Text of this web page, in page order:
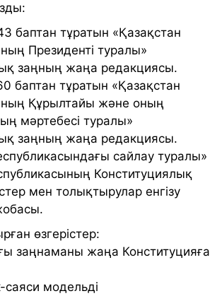
баптан тұратын «Қазақстан
Президенті туралы»
заңның жаңа редакциясы.
баптан тұратын «Қазақстан
Құрылтайы және оның
мәртебесі туралы»
заңның жаңа редакциясы.
сайлау туралы»
Конституциялық
мен толықтырулар енгізу
өзгерістер:
заңнаманы жаңа Конституцияға
саяси модельді